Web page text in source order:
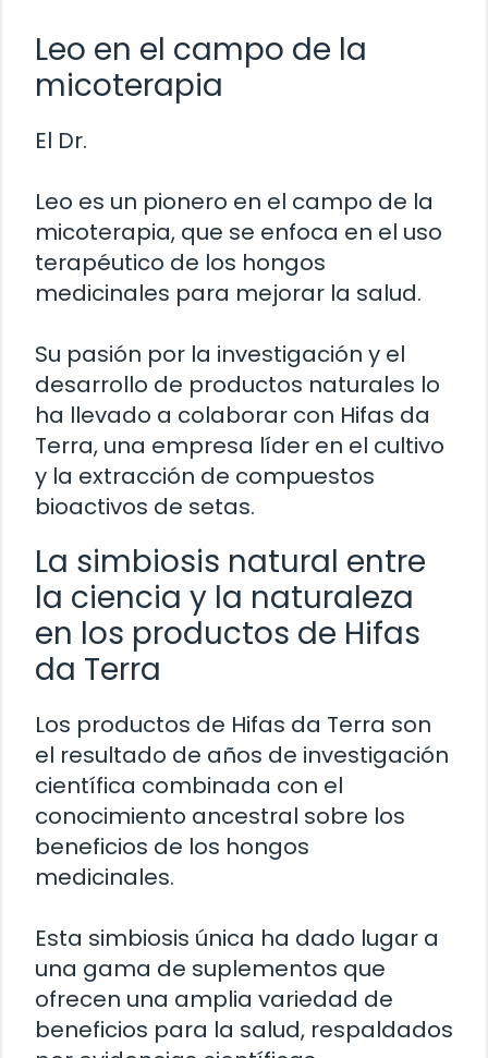
Leo en el campo de la
micoterapia
El Dr.
Leo es un pionero en el campo de la
micoterapia, que se enfoca en el uso
terapéutico de los hongos
medicinales para mejorar la salud.
Su pasión por la investigación y el
desarrollo de productos naturales lo
ha llevado a colaborar con Hifas da
Terra, una empresa líder en el cultivo
y la extracción de compuestos
bioactivos de setas.
La simbiosis natural entre
la ciencia y la naturaleza
en los productos de Hifas
da Terra
Los productos de Hifas da Terra son
el resultado de años de investigación
científica combinada con el
conocimiento ancestral sobre los
beneficios de los hongos
medicinales.
Esta simbiosis única ha dado lugar a
una gama de suplementos que
ofrecen una amplia variedad de
beneficios para la salud, respaldados